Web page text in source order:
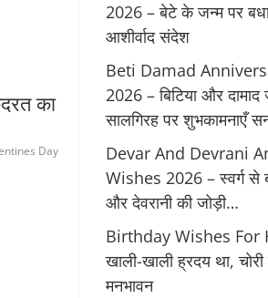
का
Day
2026 – बेटे के जन्म पर
आशीर्वाद संदेश
Beti Damad
2026 – बिटिया और दामाद
सालगिरह पर शुभकामनाएँ
Devar And Devrani
Wishes 2026 – स्वर्ग
और देवरानी की जोड़ी…
Birthday Wishes For
खाली-खाली ह्रदय था,
मनभावन